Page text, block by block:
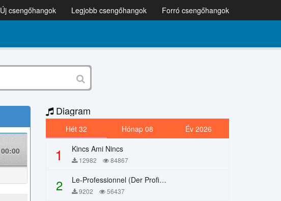
Új csengőhangok Legjobb csengőhangok Forró csengőhangok
00:00
Diagram
Hét 32 Hónap 08 Év 2026
1 Kincs Ami Nincs
12982 84867
2 Le-Professionnel (Der Profi) – Chi Mai
9202 56437